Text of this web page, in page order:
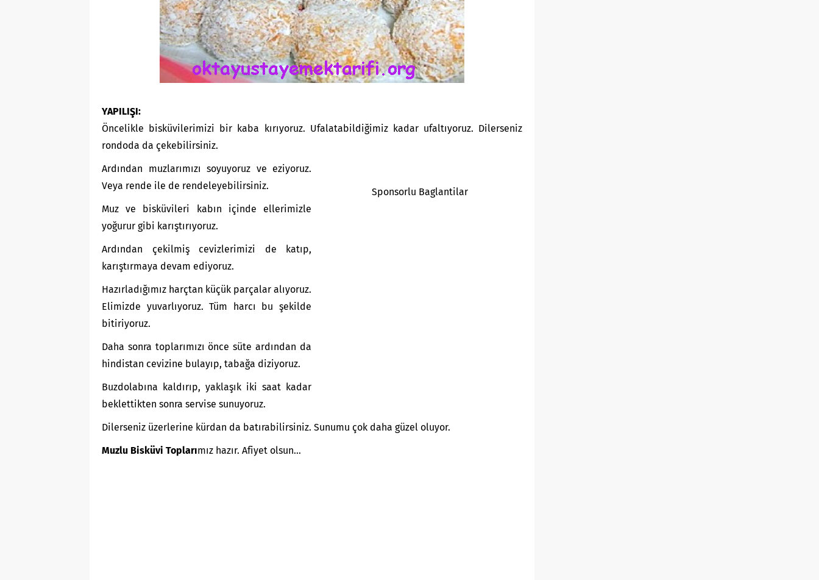
YAPILIŞI:
Öncelikle bisküvilerimizi bir kaba kırıyoruz. Ufalatabildiğimiz kadar ufaltıyoruz. Dilerseniz
rondoda da çekebilirsiniz.
Sponsorlu Baglantilar
Ardından muzlarımızı soyuyoruz ve eziyoruz.
Veya rende ile de rendeleyebilirsiniz.
Muz ve bisküvileri kabın içinde ellerimizle
yoğurur gibi karıştırıyoruz.
Ardından çekilmiş cevizlerimizi de katıp,
karıştırmaya devam ediyoruz.
Hazırladığımız harçtan küçük parçalar alıyoruz.
Elimizde yuvarlıyoruz. Tüm harcı bu şekilde
bitiriyoruz.
Daha sonra toplarımızı önce süte ardından da
hindistan cevizine bulayıp, tabağa diziyoruz.
Buzdolabına kaldırıp, yaklaşık iki saat kadar
beklettikten sonra servise sunuyoruz.
Dilerseniz üzerlerine kürdan da batırabilirsiniz. Sunumu çok daha güzel oluyor.
Muzlu Bisküvi Toplarımız hazır. Afiyet olsun…